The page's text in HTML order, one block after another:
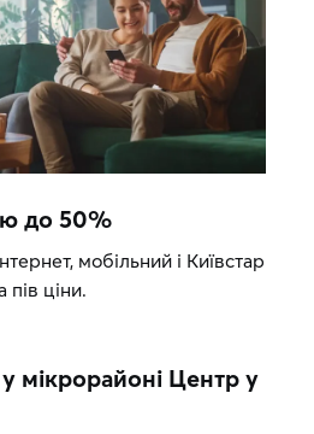
до 50%
мобільний і Київстар
ціни.
мікрорайоні Центр у